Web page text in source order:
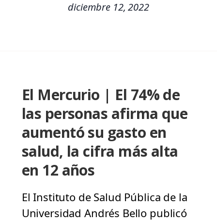
diciembre 12, 2022
El Mercurio | El 74% de
las personas afirma que
aumentó su gasto en
salud, la cifra más alta
en 12 años
El Instituto de Salud Pública de la
Universidad Andrés Bello publicó